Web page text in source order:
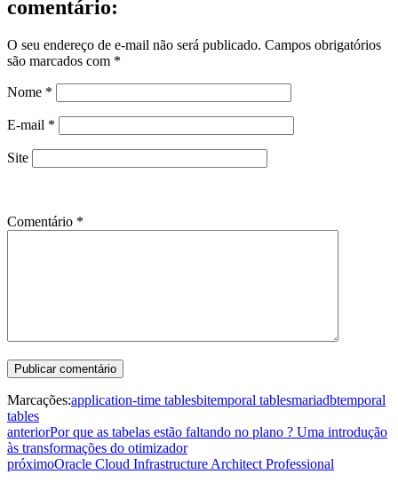
comentário:
O seu endereço de e-mail não será publicado. Campos obrigatórios
são marcados com *
Nome *
E-mail *
Site
Comentário *
Marcações:application-time tablesbitemporal tablesmariadbtemporal
tables
anteriorPor que as tabelas estão faltando no plano ? Uma introdução
às transformações do otimizador
próximoOracle Cloud Infrastructure Architect Professional